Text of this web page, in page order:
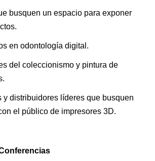
busquen un espacio para exponer
en odontología digital.
del coleccionismo y pintura de
y distribuidores líderes que busquen
el público de impresores 3D.